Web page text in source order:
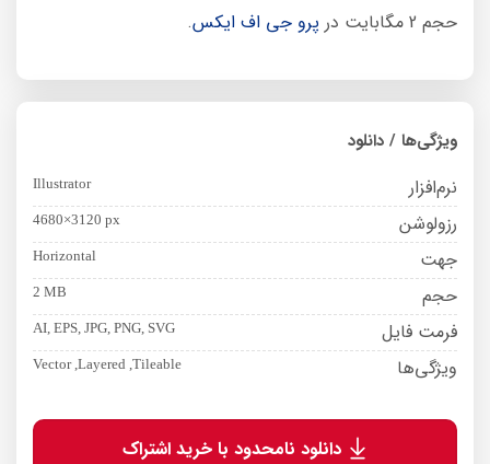
حجم 2 مگابایت در
پرو جی اف ایکس.
ویژگی‌ها / دانلود
نرم‌افزار Illustrator
رزولوشن 4680×3120 px
جهت Horizontal
حجم 2 MB
فرمت فایل AI, EPS, JPG, PNG, SVG
ویژگی‌ها Vector ,Layered ,Tileable
دانلود نامحدود با خرید اشتراک